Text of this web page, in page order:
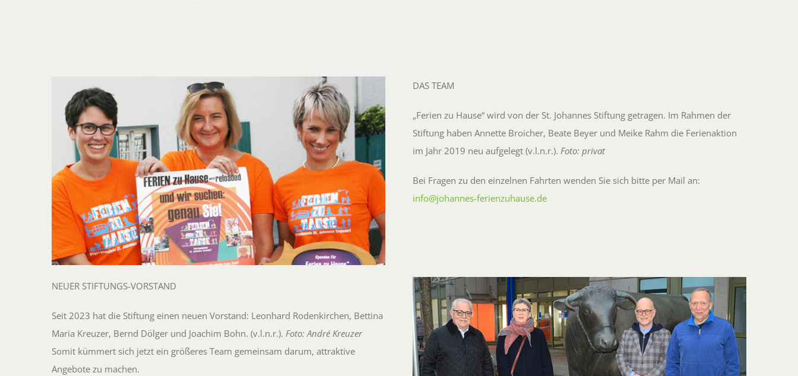
DAS TEAM
„Ferien zu Hause“ wird von der St. Johannes Stiftung getragen. Im Rahmen der
Stiftung haben Annette Broicher, Beate Beyer und Meike Rahm die Ferienaktion
im Jahr 2019 neu aufgelegt (v.l.n.r.). Foto: privat
Bei Fragen zu den einzelnen Fahrten wenden Sie sich bitte per Mail an:
info@johannes-ferienzuhause.de
NEUER STIFTUNGS-VORSTAND
Seit 2023 hat die Stiftung einen neuen Vorstand: Leonhard Rodenkirchen, Bettina
Maria Kreuzer, Bernd Dölger und Joachim Bohn. (v.l.n.r.). Foto: André Kreuzer
Somit kümmert sich jetzt ein größeres Team gemeinsam darum, attraktive
Angebote zu machen.